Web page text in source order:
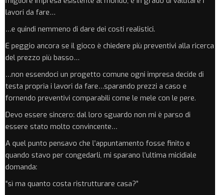
lavori da fare…
…e quindi nemmeno di dare dei costi realistici.
E peggio ancora se il gioco è chiedere più preventivi alla ricerca
del prezzo più basso…
…non essendoci un progetto comune ogni impresa decide di
testa propria i lavori da fare…sparando prezzi a caso e
fornendo preventivi comparabili come le mele con le pere.
Devo essere sincero: dal loro sguardo non mi è parso di
essere stato molto convincente…
A quel punto pensavo che l’appuntamento fosse finito e
quando stavo per congedarli, mi sparano l’ultima micidiale
domanda:
“sì ma quanto costa ristrutturare casa?”